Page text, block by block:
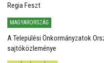
Regia Feszt
MAGYARORSZÁG
A Települési Önkormányzatok
sajtóközleménye